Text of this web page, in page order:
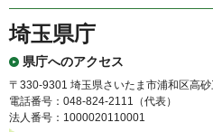
埼玉県庁
県庁へのアクセス
〒330-9301 埼玉県さいたま市浦和区高
電話番号：048-824-2111（代表）
法人番号：1000020110001